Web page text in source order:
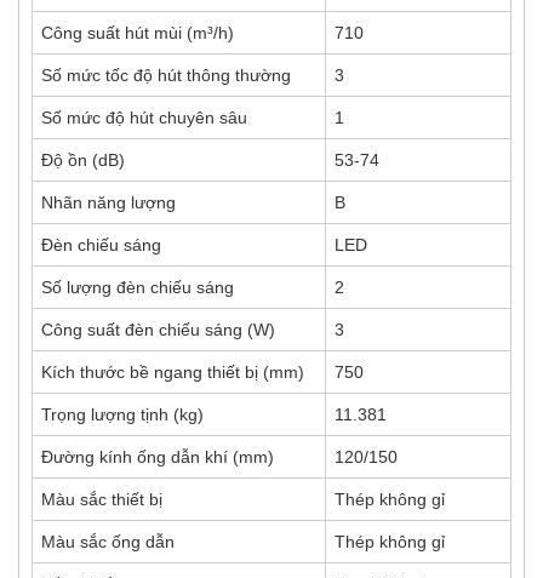
Công suất hút mùi (m³/h) 710
Số mức tốc độ hút thông thường 3
Số mức độ hút chuyên sâu 1
Độ ồn (dB) 53-74
Nhãn năng lượng B
Đèn chiếu sáng LED
Số lượng đèn chiếu sáng 2
Công suất đèn chiếu sáng (W) 3
Kích thước bề ngang thiết bị (mm) 750
Trọng lượng tịnh (kg) 11.381
Đường kính ống dẫn khí (mm) 120/150
Màu sắc thiết bị Thép không gỉ
Màu sắc ống dẫn Thép không gỉ